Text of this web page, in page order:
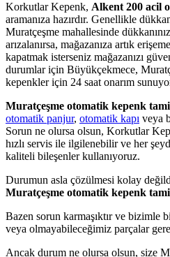
Korkutlar Kepenk, Alkent 200 acil
aramanıza hazırdır. Genellikle
Muratçeşme mahallesinde
arızalanırsa, mağazanıza artık
kapatmak isterseniz mağazanızı
durumlar için Büyükçekmece,
kepenkler için 24 saat onarım
Muratçeşme otomatik kepenk
otomatik panjur, otomatik kapı veya
Sorun ne olursa olsun, Korkutlar
hızlı servis ile ilgilenebilir ve her
kaliteli bileşenler kullanıyoruz.
Durumun asla çözülmesi kolay
Muratçeşme otomatik kepenk
Bazen sorun karmaşıktır ve bizimle
veya olmayabileceğimiz parçalar
Ancak durum ne olursa olsun, size